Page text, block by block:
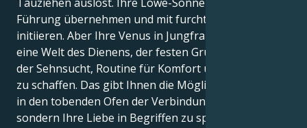
Führung übernehmen und mit furchtloser Kraft
initiieren. Aber Ihre Venus in Jungfrau zieht Sie in
eine Welt des Dienens, der festen Grundregeln und
der Sehnsucht, Routine für Komfort und Sicherheit
zu schaffen. Das gibt Ihnen die Möglichkeit, nicht nur
in den tobenden Ofen der Verbindung zu versinken,
sondern Ihre Liebe in Begriffen zu spüren, die